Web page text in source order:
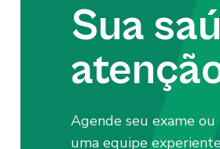
Sua
Agende seu exame
uma equipe